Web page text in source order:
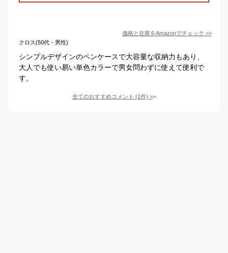
価格と在庫をAmazonでチェック >>
クロス(50代・男性)
シンプルデザインのペンケースで大容量な収納力もあり、
大人でも使い易い単色カラーで男女問わずに使えて便利で
す。
全てのおすすめコメント (1件) >